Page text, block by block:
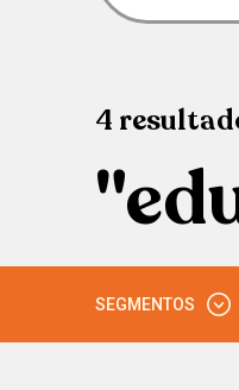
4
SEGMENTOS